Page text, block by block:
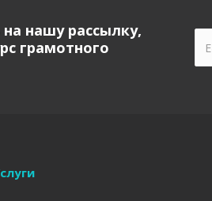
нашу рассылку,
грамотного